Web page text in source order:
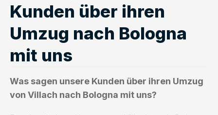
Kunden über ihren
Umzug nach Bologna
mit uns
Was sagen unsere Kunden über ihren Umzug
von Villach nach Bologna mit uns?